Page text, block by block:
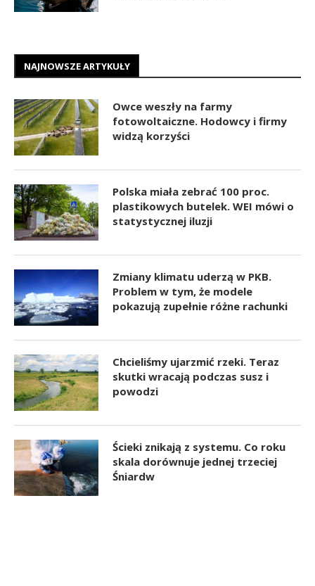
NAJNOWSZE ARTYKUŁY
Owce weszły na farmy
fotowoltaiczne. Hodowcy i firmy
widzą korzyści
Polska miała zebrać 100 proc.
plastikowych butelek. WEI mówi o
statystycznej iluzji
Zmiany klimatu uderzą w PKB.
Problem w tym, że modele
pokazują zupełnie różne rachunki
Chcieliśmy ujarzmić rzeki. Teraz
skutki wracają podczas susz i
powodzi
Ścieki znikają z systemu. Co roku
skala dorównuje jednej trzeciej
Śniardw